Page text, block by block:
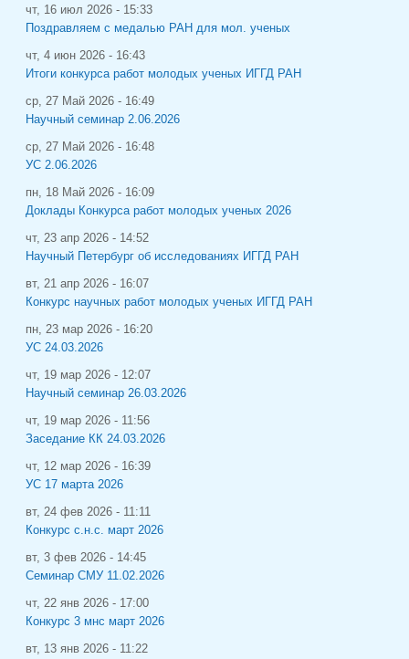
чт, 16 июл 2026 - 15:33
Поздравляем с медалью РАН для мол. ученых
чт, 4 июн 2026 - 16:43
Итоги конкурса работ молодых ученых ИГГД РАН
ср, 27 Май 2026 - 16:49
Научный семинар 2.06.2026
ср, 27 Май 2026 - 16:48
УС 2.06.2026
пн, 18 Май 2026 - 16:09
Доклады Конкурса работ молодых ученых 2026
чт, 23 апр 2026 - 14:52
Научный Петербург об исследованиях ИГГД РАН
вт, 21 апр 2026 - 16:07
Конкурс научных работ молодых ученых ИГГД РАН
пн, 23 мар 2026 - 16:20
УС 24.03.2026
чт, 19 мар 2026 - 12:07
Научный семинар 26.03.2026
чт, 19 мар 2026 - 11:56
Заседание КК 24.03.2026
чт, 12 мар 2026 - 16:39
УС 17 марта 2026
вт, 24 фев 2026 - 11:11
Конкурс с.н.с. март 2026
вт, 3 фев 2026 - 14:45
Семинар СМУ 11.02.2026
чт, 22 янв 2026 - 17:00
Конкурс 3 мнс март 2026
вт, 13 янв 2026 - 11:22